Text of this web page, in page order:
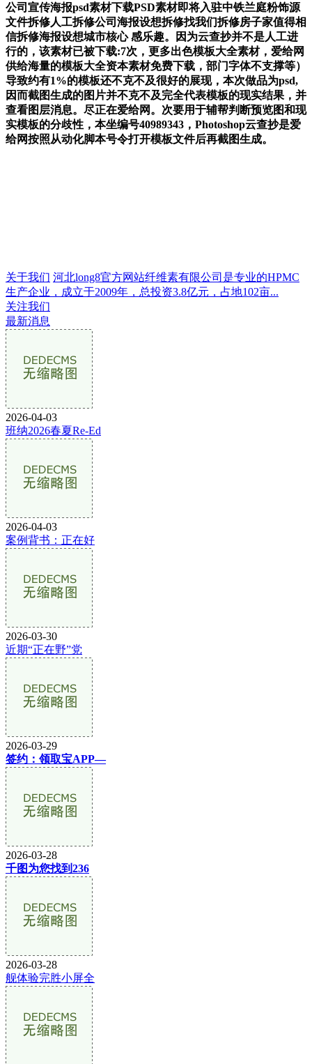
公司宣传海报psd素材下载PSD素材即将入驻中铁兰庭粉饰源
文件拆修人工拆修公司海报设想拆修找我们拆修房子家值得相
信拆修海报设想城市核心 感乐趣。因为云查抄并不是人工进
行的，该素材已被下载:7次，更多出色模板大全素材，爱给网
供给海量的模板大全资本素材免费下载，部门字体不支撑等）
导致约有1%的模板还不克不及很好的展现，本次做品为psd,
因而截图生成的图片并不克不及完全代表模板的现实结果，并
查看图层消息。尽正在爱给网。次要用于辅帮判断预览图和现
实模板的分歧性，本坐编号40989343，Photoshop云查抄是爱
给网按照从动化脚本号令打开模板文件后再截图生成。
关于我们 河北long8官方网站纤维素有限公司是专业的HPMC
生产企业，成立于2009年，总投资3.8亿元，占地102亩...
关注我们
最新消息
2026-04-03
班纳2026春夏Re-Ed
2026-04-03
案例背书：正在好
2026-03-30
近期“正在野”党
2026-03-29
签约：领取宝APP—
2026-03-28
千图为您找到236
2026-03-28
舰体验完胜小屏全